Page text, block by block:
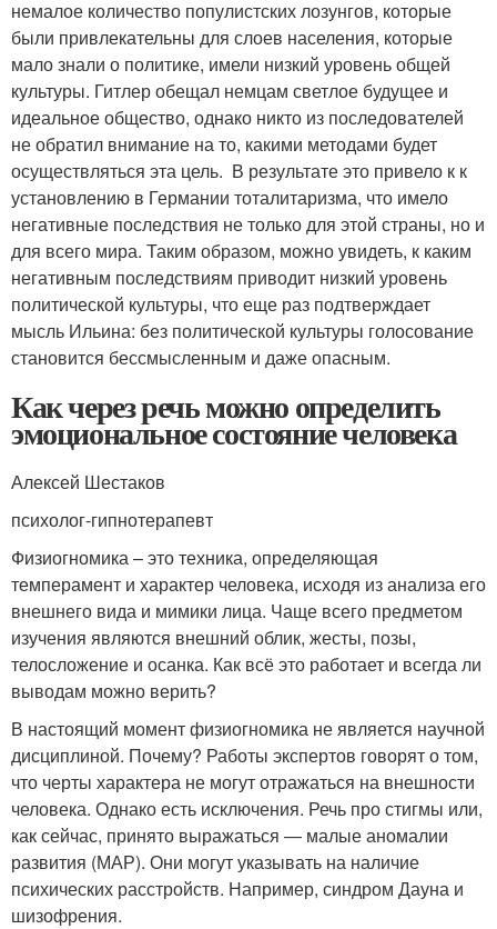
немалое количество популистских лозунгов, которые
были привлекательны для слоев населения, которые
мало знали о политике, имели низкий уровень общей
культуры. Гитлер обещал немцам светлое будущее и
идеальное общество, однако никто из последователей
не обратил внимание на то, какими методами будет
осуществляться эта цель. В результате это привело к к
установлению в Германии тоталитаризма, что имело
негативные последствия не только для этой страны, но и
для всего мира. Таким образом, можно увидеть, к каким
негативным последствиям приводит низкий уровень
политической культуры, что еще раз подтверждает
мысль Ильина: без политической культуры голосование
становится бессмысленным и даже опасным.
Как через речь можно определить
эмоциональное состояние человека
Алексей Шестаков
психолог-гипнотерапевт
Физиогномика – это техника, определяющая
темперамент и характер человека, исходя из анализа его
внешнего вида и мимики лица. Чаще всего предметом
изучения являются внешний облик, жесты, позы,
телосложение и осанка. Как всё это работает и всегда ли
выводам можно верить?
В настоящий момент физиогномика не является научной
дисциплиной. Почему? Работы экспертов говорят о том,
что черты характера не могут отражаться на внешности
человека. Однако есть исключения. Речь про стигмы или,
как сейчас, принято выражаться — малые аномалии
развития (МАР). Они могут указывать на наличие
психических расстройств. Например, синдром Дауна и
шизофрения.